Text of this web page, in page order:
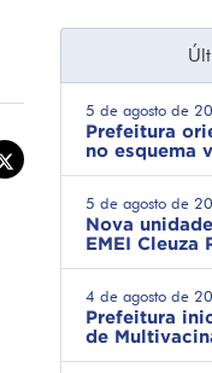
5 de agosto de
Prefeitura
no esquema
5 de agosto de
Nova
EMEI Cleuza
4 de agosto de
Prefeitura
de